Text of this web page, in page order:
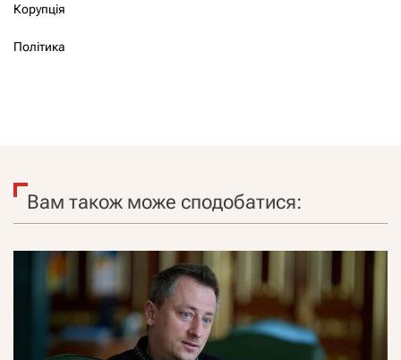
Корупція
Політика
Вам також може сподобатися: